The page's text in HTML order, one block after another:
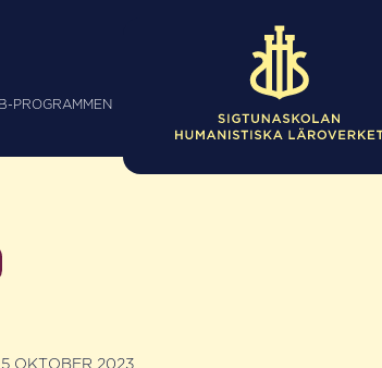
PROGRAMMEN
OKTOBER 2023